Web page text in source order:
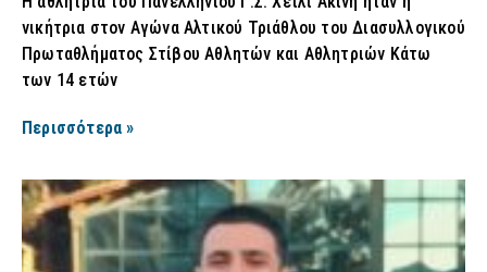
νικήτρια στον Αγώνα Αλτικού Τριάθλου του Διασυλλογικού
Πρωταθλήματος Στίβου Αθλητών και Αθλητριών Κάτω
των 14 ετών
Περισσότερα »